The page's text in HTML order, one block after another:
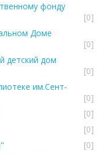
фонду
[0]
Доме
[0]
детский дом
[0]
им.Сент-
[0]
[0]
[0]
[0]